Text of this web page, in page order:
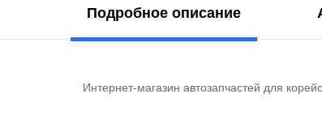
Подробное описание
Интернет-магазин автозапчастей для